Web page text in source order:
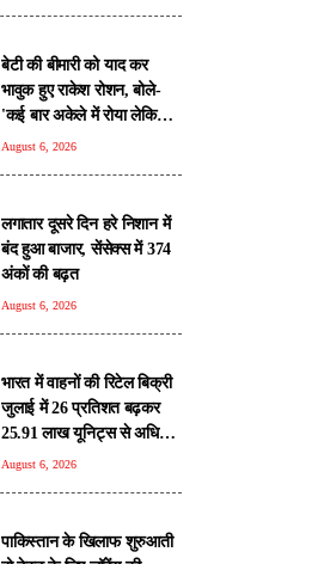
बेटी की बीमारी को याद कर
भावुक हुए राकेश रोशन, बोले-
'कई बार अकेले में रोया लेकिन
उसके सामने हमेशा मुस्कुराया'
August 6, 2026
लगातार दूसरे दिन हरे निशान में
बंद हुआ बाजार, सेंसेक्स में 374
अंकों की बढ़त
August 6, 2026
भारत में वाहनों की रिटेल बिक्री
जुलाई में 26 प्रतिशत बढ़कर
25.91 लाख यूनिट्स से अधिक
रही
August 6, 2026
पाकिस्तान के खिलाफ शुरुआती